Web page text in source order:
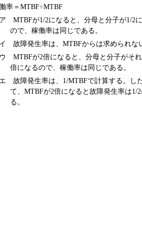
率＝MTBF÷MTBF
MTBFが1/2になると、分母と分子が1/2
ので、稼働率は同じである。
故障発生率は、MTBFからは求められな
MTBFが2倍になると、分母と分子がそ
倍になるので、稼働率は同じである。
故障発生率は、1/MTBFで計算する。し
て、MTBFが2倍になると故障発生率は1/
る。